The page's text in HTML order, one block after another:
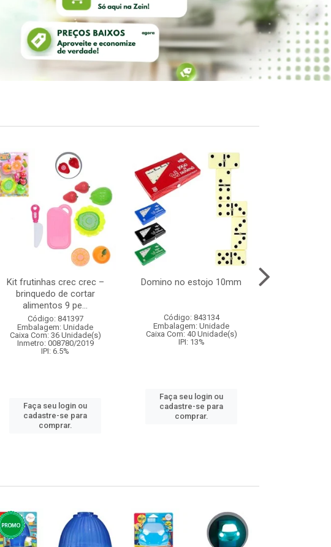
Kit frutinhas crec crec –
brinquedo de cortar
alimentos 9 pe...
Código: 841397
Embalagem: Unidade
Caixa Com: 36 Unidade(s)
Inmetro: 008780/2019
IPI: 6.5%
Faça seu login ou
cadastre-se para
comprar.
Domino no estojo 10mm
Código: 843134
Embalagem: Unidade
Caixa Com: 40 Unidade(s)
IPI: 13%
Faça seu login ou
cadastre-se para
comprar.